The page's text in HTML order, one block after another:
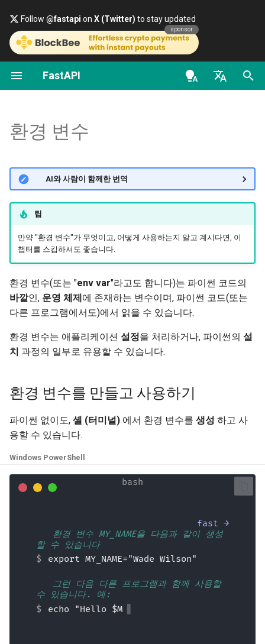
Follow @fastapi on X (Twitter) to stay updated
sponsor
FastAPI
fr - français
hi - हिन्दी
ko - 한국어
tr - Türkçe
uk - українська мова
zh - 简体中文
zh-hant - 繁體中文
파이썬 타입 소개
자습서 - 사용자 안내서
요청 본문
경로 매개변수와 숫자 검증
본문 - 다중 매개변수
본문 - 필드
본문 - 중첩 모델
추가 데이터 자료형
쿠키 매개변수
심화 사용자 안내서
데이터 스트리밍
응답을 직접 반환하기
OpenAPI에서 추가 응답
응답 헤더
고급 의존성
고급 보안
Request 직접 사용하기
프록시 뒤에서 실행하기
템플릿
WebSockets
에디터 지원
배포
FastAPI 버전들에 대하여
서버를 수동으로 실행하기
클라우드 제공업체에서
FastAPI 배포하기
하는 Uvicorn
컨테이너의 FastAPI - 도커
How To - 레시피
일반 - 사용 방법 - 레시피
커스텀 Request 및
조건부 OpenAPI
입력과 출력에 대해
스키마를 분리할지 여부
체 호스팅)
데이터베이스 테스트하기
이전 403 인증 오류 상태
FastAPI class
Status Codes
UploadFile class
and WebSocketException
Dependencies - Depends()
and Security()
APIRouter class
Background Tasks -
Request class
Response class
File, HTML, Redirect,
Server-Sent Events -
EventSourceResponse and
ServerSentEvent
Middleware
OpenAPI
OpenAPI docs
FastAPI People
Contributing
Translations
External Links
FastAPI and friends
대안, 영감, 비교
벤치마크
Repository Management
환경 변수
🌐 AI와 사람이 함께한 번역
팁
만약 "환경 변수"가 무엇이고, 어떻게 사용하는지 알고 계시다면, 이
챕터를 스킵하셔도 좋습니다.
환경 변수(또는 "env var"라고도 합니다)는 파이썬 코드의
바깥인, 운영 체제에 존재하는 변수이며, 파이썬 코드(또는
다른 프로그램에서도)에서 읽을 수 있습니다.
환경 변수는 애플리케이션 설정을 처리하거나, 파이썬의 설
치 과정의 일부로 유용할 수 있습니다.
환경 변수를 만들고 사용하기
파이썬 없이도, 셸 (터미널) 에서 환경 변수를 생성 하고 사
용할 수 있습니다.
Windows PowerShell
fast →
💬 환경 변수 MY_NAME을 다음과 같이 생성
할 수 있습니다
export MY_NAME="Wade Wilson"
💬 그런 다음 다른 프로그램과 함께 사용할
수 있습니다. 예:
echo "Hello $MY_NAME